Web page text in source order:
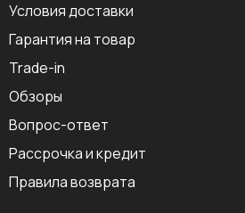
Условия доставки
Гарантия на товар
Trade-in
Обзоры
Вопрос-ответ
Рассрочка и кредит
Правила возврата